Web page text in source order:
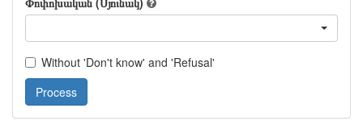
Without 'Don't know' and 'Refusal'
Process